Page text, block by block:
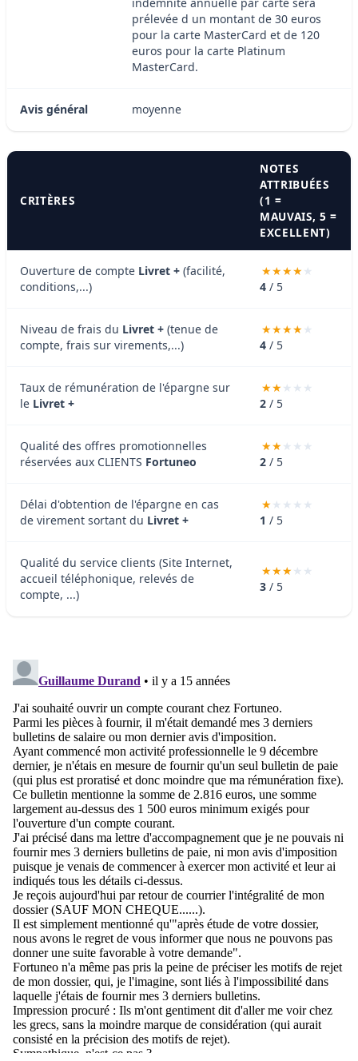
prélevée d un montant de 30 euros
pour la carte MasterCard et de 120
euros pour la carte Platinum
MasterCard.
Avis général moyenne
CRITÈRES
NOTES
ATTRIBUÉES
(1 =
MAUVAIS, 5 =
EXCELLENT)
Ouverture de compte Livret + (facilité,
conditions,...)
4 / 5
Niveau de frais du Livret + (tenue de
compte, frais sur virements,...)
4 / 5
Taux de rémunération de l'épargne sur
le Livret + 2 / 5
Qualité des offres promotionnelles
réservées aux CLIENTS Fortuneo 2 / 5
Délai d'obtention de l'épargne en cas
de virement sortant du Livret + 1 / 5
Qualité du service clients (Site Internet,
accueil téléphonique, relevés de
compte, ...)
3 / 5